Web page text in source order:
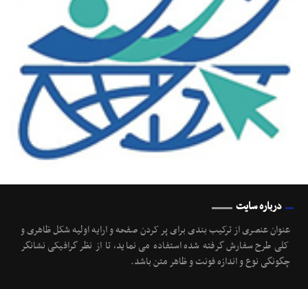
درباره سایت
عنوان عنصری از ترکیب بندی برای پر کردن صفحه و ارایه اولیه شکل ظاهری و
کلی طرح سفارش گرفته شده استفاده می نماید، تا از نظر گرافیکی نشانگر
چگونگی نوع و اندازه فونت و ظاهر متن باشد.